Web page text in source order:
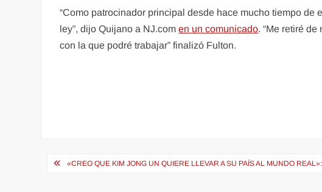
“Como patrocinador principal desde hace mucho tiempo
ley”, dijo Quijano a NJ.comen un comunicado. “Me retiré
con la que podré trabajar” finalizó Fulton.
Navegación
«CREO QUE KIM JONG UN QUIERE LLEVAR A SU PAÍS AL MUNDO